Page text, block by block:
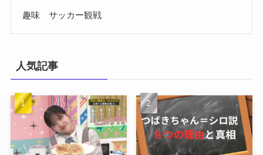
趣味 サッカー観戦
人気記事